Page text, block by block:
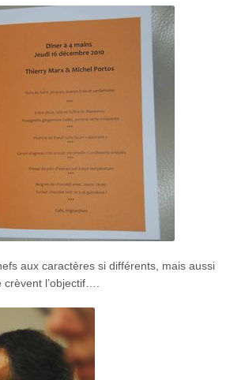
aux caractères si différents, mais aussi
crèvent l’objectif….